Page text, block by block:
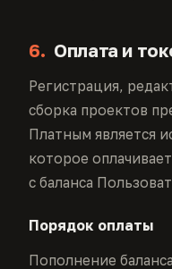
6. Оплата и
Регистрация,
сборка проектов
Платным является
которое
с баланса
Порядок оплаты
Пополнение